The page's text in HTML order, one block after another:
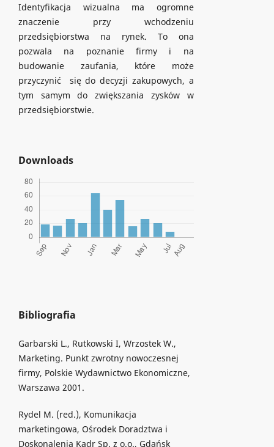
Identyfikacja wizualna ma ogromne
znaczenie przy wchodzeniu
przedsiębiorstwa na rynek. To ona
pozwala na poznanie firmy i na
budowanie zaufania, które może
przyczynić się do decyzji zakupowych, a
tym samym do zwiększania zysków w
przedsiębiorstwie.
Downloads
Bibliografia
Garbarski L., Rutkowski I, Wrzostek W.,
Marketing. Punkt zwrotny nowoczesnej
firmy, Polskie Wydawnictwo Ekonomiczne,
Warszawa 2001.
Rydel M. (red.), Komunikacja
marketingowa, Ośrodek Doradztwa i
Doskonalenia Kadr Sp. z o.o., Gdańsk